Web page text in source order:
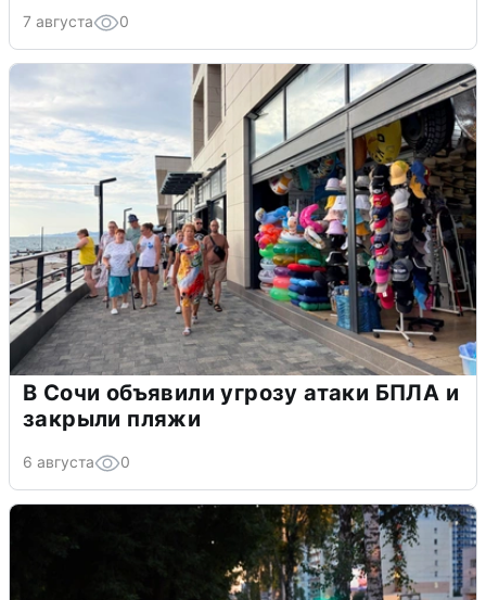
7 августа 0
В Сочи объявили угрозу атаки БПЛА и
закрыли пляжи
6 августа 0